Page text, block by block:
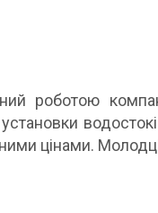
роботою
цінами.